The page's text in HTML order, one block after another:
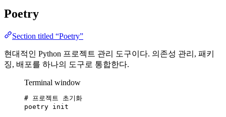
Poetry
Section titled “Poetry”
현대적인 Python 프로젝트 관리 도구이다. 의존성 관리, 패키
징, 배포를 하나의 도구로 통합한다.
Terminal window
# 프로젝트 초기화
poetry init